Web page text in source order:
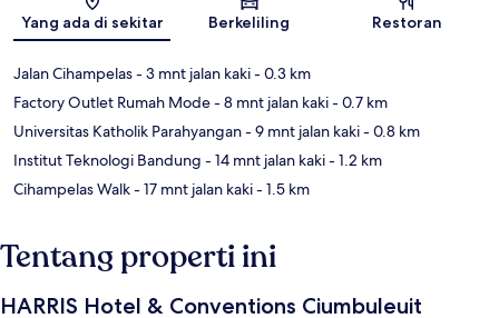
Peta
Yang ada di sekitar Berkeliling Restoran
Jalan Cihampelas- 3 mnt jalan kaki- 0.3 km
Factory Outlet Rumah Mode- 8 mnt jalan kaki- 0.7 km
Universitas Katholik Parahyangan- 9 mnt jalan kaki- 0.8 km
Institut Teknologi Bandung - 14 mnt jalan kaki- 1.2 km
Cihampelas Walk- 17 mnt jalan kaki- 1.5 km
Tentang properti ini
HARRIS Hotel & Conventions Ciumbuleuit